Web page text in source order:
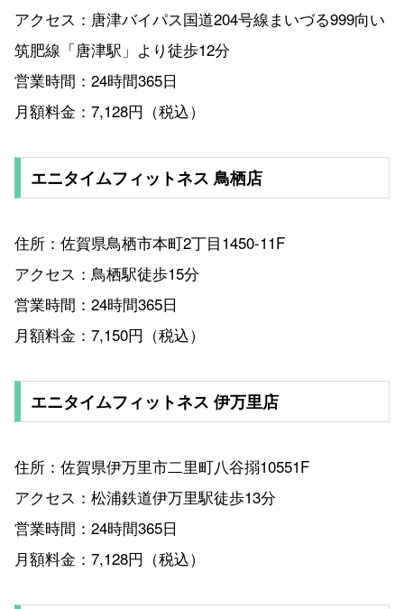
アクセス：唐津バイパス国道204号線まいづる999向い
筑肥線「唐津駅」より徒歩12分
営業時間：24時間365日
月額料金：7,128円（税込）
エニタイムフィットネス 鳥栖店
住所：佐賀県鳥栖市本町2丁目1450-11F
アクセス：鳥栖駅徒歩15分
営業時間：24時間365日
月額料金：7,150円（税込）
エニタイムフィットネス 伊万里店
住所：佐賀県伊万里市二里町八谷搦10551F
アクセス：松浦鉄道伊万里駅徒歩13分
営業時間：24時間365日
月額料金：7,128円（税込）